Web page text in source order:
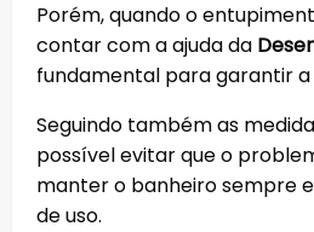
Porém, quando o
contar com a ajuda da
fundamental para garantir a
Seguindo também as
possível evitar que o
manter o banheiro sempre
de uso.